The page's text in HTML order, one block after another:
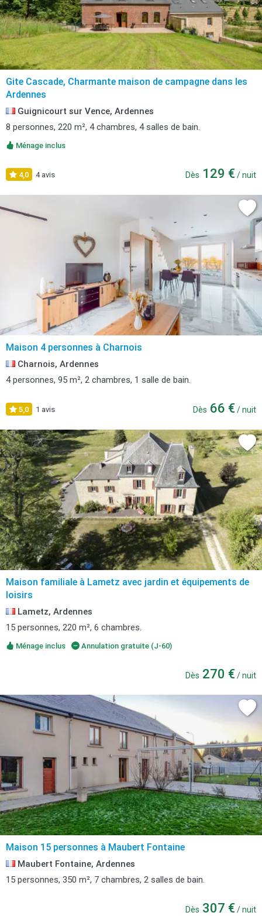
Gite Cascade, Charmante maison de campagne dans les
Ardennes
Guignicourt sur Vence, Ardennes
8 personnes, 220 m², 4 chambres, 4 salles de bain.
Ménage inclus
4,0 4 avis Dès 129 € / nuit
Maison 4 personnes à Charnois
Charnois, Ardennes
4 personnes, 95 m², 2 chambres, 1 salle de bain.
5,0 1 avis Dès 66 € / nuit
Maison familiale à Lametz avec jardin et équipements de
loisirs
Lametz, Ardennes
15 personnes, 220 m², 6 chambres.
Ménage inclus Annulation gratuite (J-60)
Dès 270 € / nuit
Maison 15 personnes à Maubert Fontaine
Maubert Fontaine, Ardennes
15 personnes, 350 m², 7 chambres, 2 salles de bain.
Dès 307 € / nuit